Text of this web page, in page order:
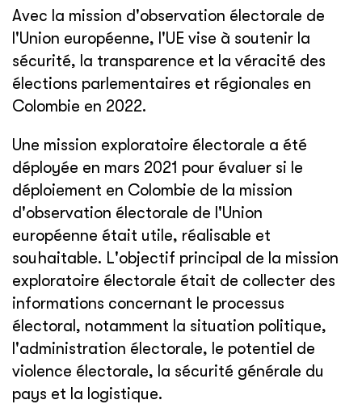
Avec la mission d'observation électorale de
l'Union européenne, l'UE vise à soutenir la
sécurité, la transparence et la véracité des
élections parlementaires et régionales en
Colombie en 2022.
Une mission exploratoire électorale a été
déployée en mars 2021 pour évaluer si le
déploiement en Colombie de la mission
d'observation électorale de l'Union
européenne était utile, réalisable et
souhaitable. L'objectif principal de la mission
exploratoire électorale était de collecter des
informations concernant le processus
électoral, notamment la situation politique,
l'administration électorale, le potentiel de
violence électorale, la sécurité générale du
pays et la logistique.